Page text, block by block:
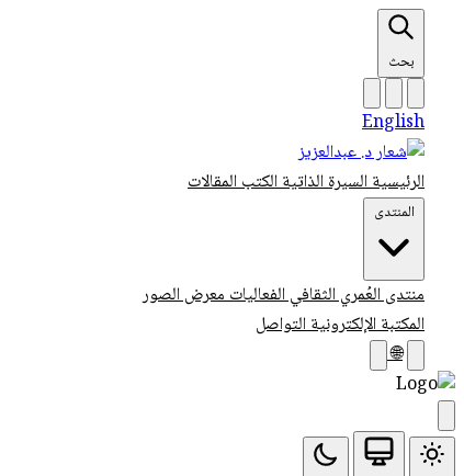
بحث
English
الرئيسيةالسيرة الذاتيةالكتبالمقالات
المنتدى
منتدى العُمري الثقافيالفعالياتمعرض الصور
المكتبة الإلكترونيةالتواصل
🌐